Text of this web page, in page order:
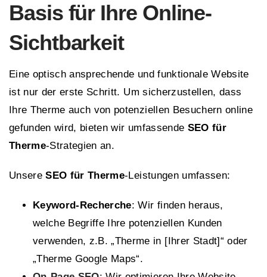
Basis für Ihre Online-
Sichtbarkeit
Eine optisch ansprechende und funktionale Website
ist nur der erste Schritt. Um sicherzustellen, dass
Ihre Therme auch von potenziellen Besuchern online
gefunden wird, bieten wir umfassende SEO für
Therme-Strategien an.
UnsereSEO für Therme-Leistungen umfassen:
Keyword-Recherche: Wir finden heraus,
welche Begriffe Ihre potenziellen Kunden
verwenden, z.B. „Therme in [Ihrer Stadt]“ oder
„Therme Google Maps“.